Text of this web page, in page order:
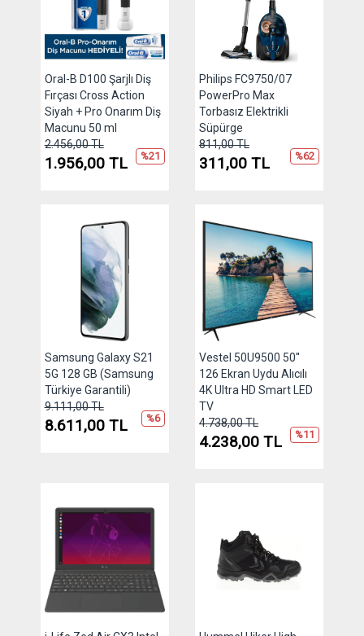
Oral-B D100 Şarjlı Diş
Fırçası Cross Action
Siyah + Pro Onarım Diş
Macunu 50 ml
2.456,00 TL
%21
1.956,00 TL
Philips FC9750/07
PowerPro Max
Torbasız Elektrikli
Süpürge
811,00 TL
%62
311,00 TL
Samsung Galaxy S21
5G 128 GB (Samsung
Türkiye Garantili)
9.111,00 TL
%6
8.611,00 TL
Vestel 50U9500 50''
126 Ekran Uydu Alıcılı
4K Ultra HD Smart LED
TV
4.738,00 TL
%11
4.238,00 TL